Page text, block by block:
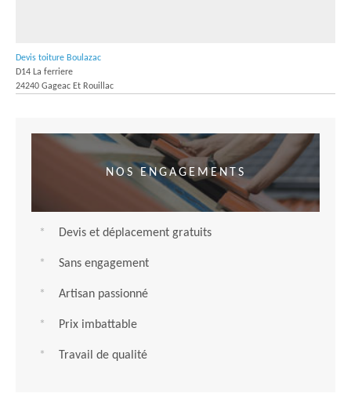
Devis toiture Boulazac
D14 La ferriere
24240 Gageac Et Rouillac
NOS ENGAGEMENTS
Devis et déplacement gratuits
Sans engagement
Artisan passionné
Prix imbattable
Travail de qualité